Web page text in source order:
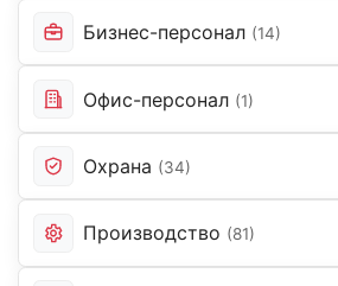
Бизнес-персонал (14)
Офис-персонал (1)
Охрана (34)
Производство (81)